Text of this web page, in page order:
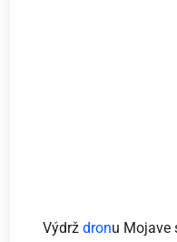
Výdrždronu Mojave